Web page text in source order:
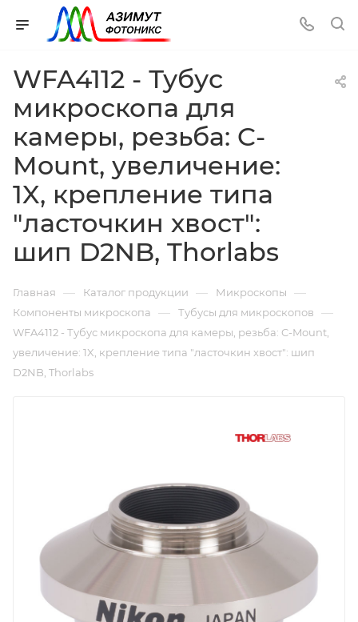
WFA4112 - Тубус
микроскопа для
камеры, резьба: C-
Mount, увеличение:
1X, крепление типа
"ласточкин хвост":
шип D2NB, Thorlabs
Главная — Каталог продукции — Микроскопы —
Компоненты микроскопа — Тубусы для микроскопов —
WFA4112 - Тубус микроскопа для камеры, резьба: C-Mount,
увеличение: 1X, крепление типа "ласточкин хвост": шип
D2NB, Thorlabs